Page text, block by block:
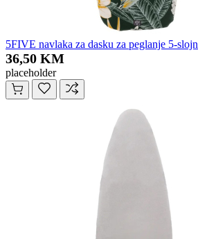
5FIVE navlaka za dasku za peglanje 5-
36,50 KM
placeholder